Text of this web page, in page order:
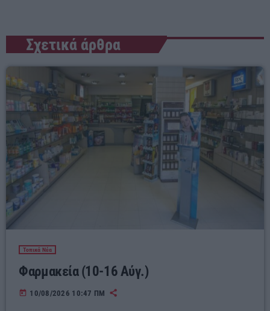
Σχετικά άρθρα
Τοπικά Νέα
Φαρμακεία (10-16 Αύγ.)
today 10/08/2026 10:47 ΠΜ